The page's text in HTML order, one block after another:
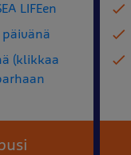
LIFEen
päivänä
(klikkaa